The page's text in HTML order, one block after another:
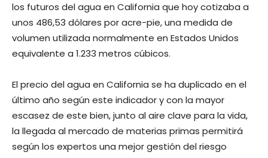
los futuros del agua en California que hoy cotizaba a
unos 486,53 dólares por acre-pie, una medida de
volumen utilizada normalmente en Estados Unidos
equivalente a 1.233 metros cúbicos.
El precio del agua en California se ha duplicado en el
último año según este indicador y con la mayor
escasez de este bien, junto al aire clave para la vida,
la llegada al mercado de materias primas permitirá
según los expertos una mejor gestión del riesgo